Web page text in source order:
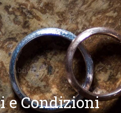
e Condizioni
About